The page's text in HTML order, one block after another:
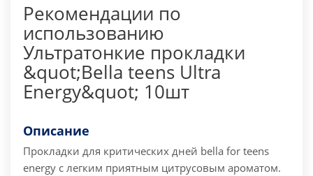
Рекомендации по
использованию
Ультратонкие прокладки
&quot;Bella teens Ultra
Energy&quot; 10шт
Описание
Прокладки для критических дней bella for teens
energy с легким приятным цитрусовым ароматом.